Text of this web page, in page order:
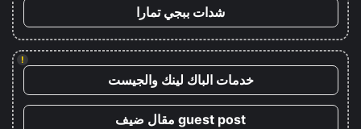
شدات ببجي تمارا
!
خدمات الباك لينك والجيست
guest post مقال ضيف